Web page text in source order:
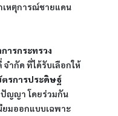
เหตุการณ์ชายแดน
รกระทรวง
จำกัด ที่ได้รับเลือกให้
ตรการประดิษฐ์
ญญา โดยร่วมกัน
ยมออกแบบเฉพาะ